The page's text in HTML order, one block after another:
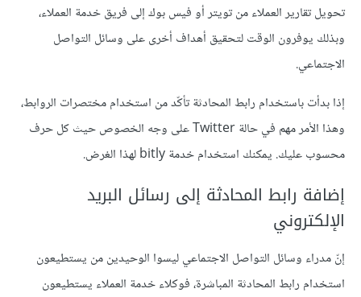
تحويل تقارير العملاء من تويتر أو فيس بوك إلى فريق خدمة العملاء،
وبذلك يوفرون الوقت لتحقيق أهداف أخرى على وسائل التواصل
الاجتماعي.
إذا بدأت باستخدام رابط المحادثة تأكّد من استخدام مختصرات الروابط،
وهذا الأمر مهم في حالة Twitter على وجه الخصوص حيث كل حرف
محسوب عليك. يمكنك استخدام خدمة bitly لهذا الغرض.
إضافة رابط المحادثة إلى رسائل البريد
الإلكتروني
إنّ مدراء وسائل التواصل الاجتماعي ليسوا الوحيدين من يستطيعون
استخدام رابط المحادثة المباشرة، فوكلاء خدمة العملاء يستطيعون